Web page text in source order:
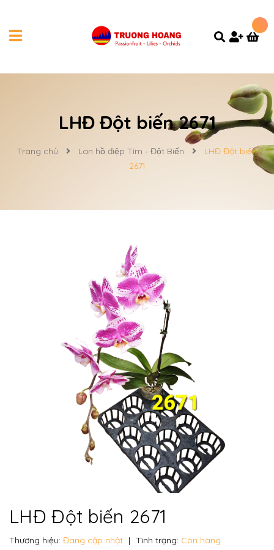
LHĐ Đột biến 2671
Trang chủ Lan hồ điệp Tím - Đột Biến
LHĐ Đột biến
2671
LHĐ Đột biến 2671
Thương hiệu: Đang cập nhật | Tình trạng: Còn hàng